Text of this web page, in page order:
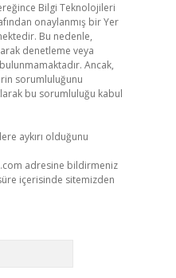
Bilgi Teknolojileri
onaylanmış bir Yer
Bu nedenle,
denetleme veya
Ancak,
sorumluluğunu
bu sorumluluğu kabul
aykırı olduğunu
adresine bildirmeniz
içerisinde sitemizden